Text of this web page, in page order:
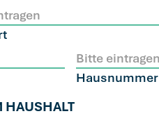
Hausnummer
HAUSHALT